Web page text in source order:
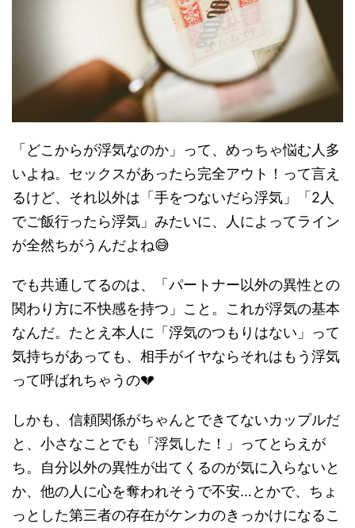
「どこからが浮気なのか」って、めっちゃ悩む人多
いよね。セックスがあったら完全アウト！って言え
るけど、それ以外は「手をつないだら浮気」「2人
でご飯行ったら浮気」みたいに、人によってライン
が全然ちがうんだよね😅
でも共通してるのは、「パートナー以外の異性との
関わり方に不快感を持つ」こと。これが浮気の基本
なんだ。たとえ本人に「浮気のつもりはない」って
気持ちがあっても、相手がイヤならそれはもう浮気
って呼ばれちゃうの💔
しかも、信頼関係がちゃんとできてないカップルだ
と、小さなことでも「浮気した！」ってとらえが
ち。自分以外の異性が出てくるのが気に入らないと
か、他の人に心を奪われそうで不安…とかで、ちょ
っとした第三者の存在がケンカのきっかけになるこ